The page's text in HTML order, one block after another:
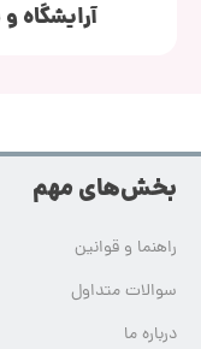
آرایشگاه
بخش‌های مهم
راهنما و قوانین
سوالات متداول
درباره ما